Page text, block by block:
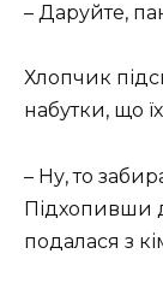
– Даруйте,
Хлопчик
набутки, що
– Ну, то
Підхопивши
подалася з